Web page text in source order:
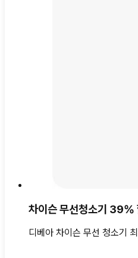
차이슨 무선청소기 39%
디베아 차이슨 무선 청소기